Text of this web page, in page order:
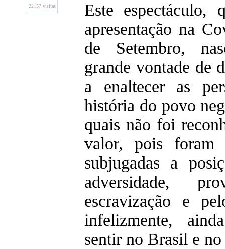
22157 visitas
Este espectáculo,
apresentação na
de Setembro,
grande vontade de
a enaltecer as
história do povo
quais não foi
valor, pois foram
subjugadas a
adversidade,
escravização e
infelizmente,
sentir no Brasil e